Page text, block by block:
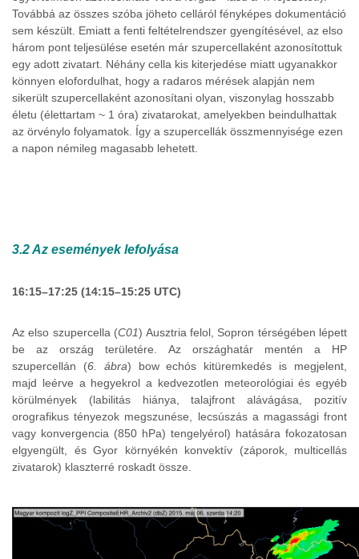
Továbbá az összes szóba jöheto celláról fényképes dokumentáció
sem készült. Emiatt a fenti feltételrendszer gyengítésével, az elso
három pont teljesülése esetén már szupercellaként azonosítottuk
egy adott zivatart. Néhány cella kis kiterjedése miatt ugyanakkor
könnyen elofordulhat, hogy a radaros mérések alapján nem
sikerült szupercellaként azonosítani olyan, viszonylag hosszabb
életu (élettartam ~ 1 óra) zivatarokat, amelyekben beindulhattak
az örvénylo folyamatok. Így a szupercellák összmennyisége ezen
a napon némileg magasabb lehetett.
3.2 Az események lefolyása
16:15–17:25 (14:15–15:25 UTC)
Az elso szupercella (C01) Ausztria felol, Sopron térségében lépett
be az ország területére. Az országhatár mentén a HP
szupercellán (6. ábra) bow echós kitüremkedés is megjelent,
majd leérve a hegyekrol a kedvezotlen meteorológiai és egyéb
körülmények (labilitás hiánya, talajfront alávágása, pozitív
orografikus tényezok megszunése, lecsúszás a magassági front
vagy konvergencia (850 hPa) tengelyérol) hatására fokozatosan
elgyengült, és Gyor környékén konvektív (záporok, multicellás
zivatarok) klaszterré roskadt össze.